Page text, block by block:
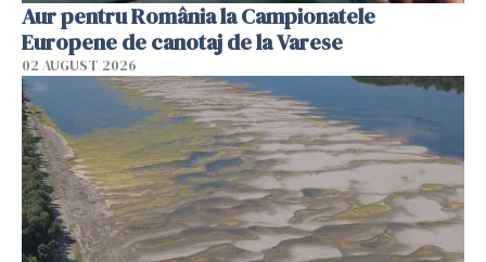
Aur pentru România la Campionatele
Europene de canotaj de la Varese
02 AUGUST 2026